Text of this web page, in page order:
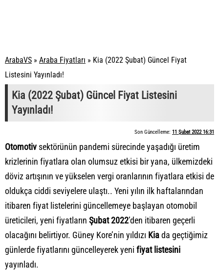
ArabaVS » Araba Fiyatları » Kia (2022 Şubat) Güncel Fiyat
Listesini Yayınladı!
Kia (2022 Şubat) Güncel Fiyat Listesini
Yayınladı!
Son Güncelleme: 11 Şubat 2022 16:31
Otomotiv sektörünün pandemi sürecinde yaşadığı üretim
krizlerinin fiyatlara olan olumsuz etkisi bir yana, ülkemizdeki
döviz artışının ve yükselen vergi oranlarının fiyatlara etkisi de
oldukça ciddi seviyelere ulaştı.. Yeni yılın ilk haftalarından
itibaren fiyat listelerini güncellemeye başlayan otomobil
üreticileri, yeni fiyatların Şubat 2022’den itibaren geçerli
olacağını belirtiyor. Güney Kore’nin yıldızı Kiada geçtiğimiz
günlerde fiyatlarını güncelleyerek yeni fiyat listesini
yayınladı.